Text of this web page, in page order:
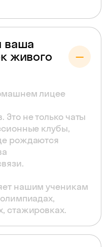
ваша
живого
лицее
не только чаты
клубы,
рождаются
нашим ученикам
стажировках.